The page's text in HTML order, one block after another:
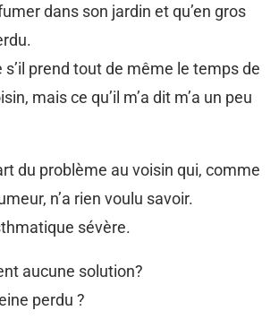
dans son jardin et qu’en gros
prend tout de même le temps de
mais ce qu’il m’a dit m’a un peu
du problème au voisin qui, comme
n’a rien voulu savoir.
sévère.
aucune solution?
perdu ?